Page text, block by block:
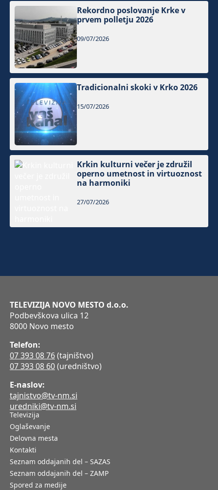
Rekordno poslovanje Krke v
prvem polletju 2026
09/07/2026
Tradicionalni skoki v Krko 2026
15/07/2026
Krkin kulturni večer je združil
operno umetnost in virtuoznost
na harmoniki
27/07/2026
TELEVIZIJA NOVO MESTO d.o.o.
Podbevškova ulica 12
8000 Novo mesto
Telefon:
07 393 08 76(tajništvo)
07 393 08 60(uredništvo)
E-naslov:
tajnistvo@tv-nm.si
uredniki@tv-nm.si
Televizija
Oglaševanje
Delovna mesta
Kontakti
Seznam oddajanih del – SAZAS
Seznam oddajanih del – ZAMP
Spored za medije